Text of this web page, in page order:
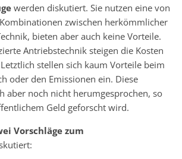
werden diskutiert. Sie nutzen eine von
zwischen herkömmlicher
bieten aber auch keine Vorteile.
Antriebstechnik steigen die Kosten
stellen sich kaum Vorteile beim
oder den Emissionen ein. Diese
aber noch nicht herumgesprochen, so
Geld geforscht wird.
Vorschläge zum